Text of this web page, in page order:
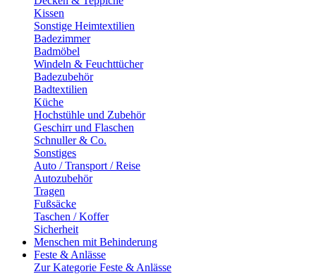
Kissen
Sonstige Heimtextilien
Badezimmer
Badmöbel
Windeln & Feuchttücher
Badezubehör
Badtextilien
Küche
Hochstühle und Zubehör
Geschirr und Flaschen
Schnuller & Co.
Sonstiges
Auto / Transport / Reise
Autozubehör
Tragen
Fußsäcke
Taschen / Koffer
Sicherheit
Menschen mit Behinderung
Feste & Anlässe
Zur Kategorie Feste & Anlässe